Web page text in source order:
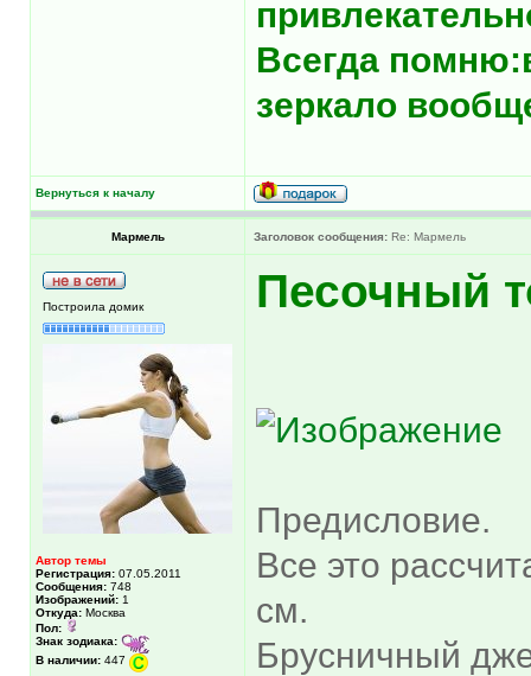
Всегда
зеркало
Вернуться к началу
Мармель Заголовок сообщения: Re: Мармель
Построила домик
Автор темы
Регистрация: 07.05.2011
Сообщения: 748
Изображений: 1
Откуда: Москва
Пол:
Знак зодиака:
В наличии: 447
Песочный
Предисловие.
Все это
см.
Брусничный